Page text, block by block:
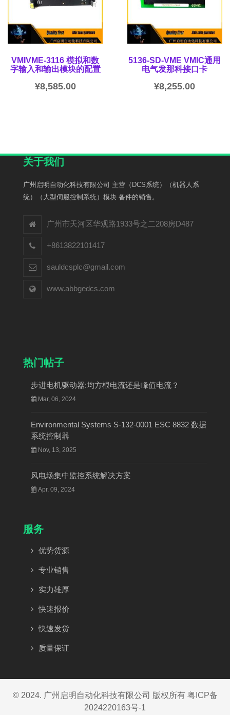
VMIVME-3116 模拟和数
字输入和输出模块的配置
¥8,585.00
5136-SD-VME VMIC通用
电气发那科接口卡
¥8,255.00
关于我们
广州启明自动化科技有限公司 主营（DCS系统）（机器人系
统）（大型伺服控制系统）模块 备件的销售。
广州市天河区华观路1933号之二208房D487
+8613822101417
sauldcsplc@gmail.com
www.abbgedcs.com
热门帖子
步进电机驱动器:均方根电流还是峰值电流？
Mar, 06, 2024
Environmental Systems S-132-0001 ESC 8832 数据
系统控制器
Nov, 13, 2025
风电场集中监控系统解决方案
Apr, 09, 2024
服务
优势货源
专业销售
实力雄厚
快速报价
快速发货
质量保证
© 2024. 广州启明自动化科技有限公司 版权所有 粤ICP备
2024220163号-1